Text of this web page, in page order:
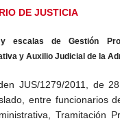
DE JUSTICIA
escalas de Gestión
y Auxilio Judicial de la
JUS/1279/2011, de
entre funcionarios
Tramitación